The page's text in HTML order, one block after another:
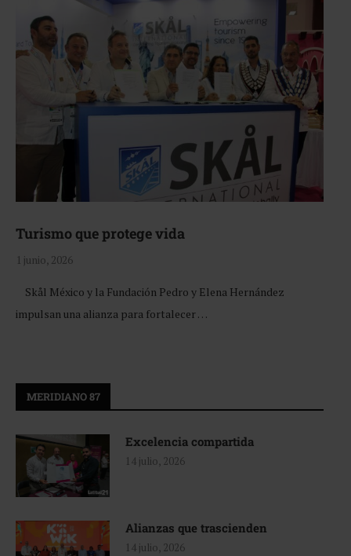
Turismo que protege vida
1 junio, 2026
Skål México y la Fundación Pedro y Elena Hernández
impulsan una alianza para fortalecer …
MERIDIANO 87
Excelencia compartida
14 julio, 2026
Alianzas que trascienden
14 julio, 2026